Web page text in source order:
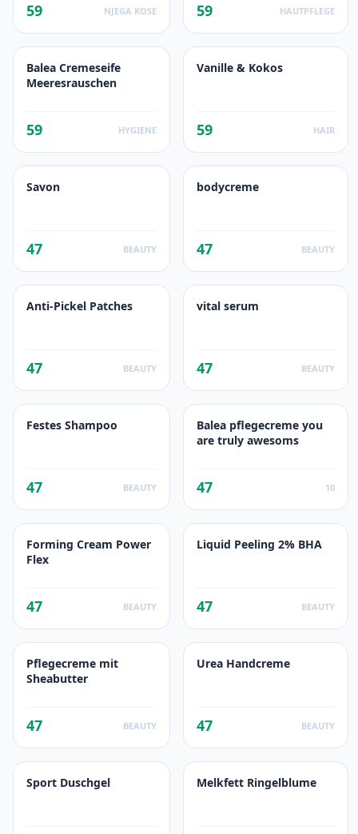
59 NJEGA KOSE 59 HAUTPFLEGE
Balea Cremeseife
Meeresrauschen
59 HYGIENE
Vanille & Kokos
59 HAIR
Savon
47 BEAUTY
bodycreme
47 BEAUTY
Anti-Pickel Patches
47 BEAUTY
vital serum
47 BEAUTY
Festes Shampoo
47 BEAUTY
Balea pflegecreme you
are truly awesoms
47 10
Forming Cream Power
Flex
47 BEAUTY
Liquid Peeling 2% BHA
47 BEAUTY
Pflegecreme mit
Sheabutter
47 BEAUTY
Urea Handcreme
47 BEAUTY
Sport Duschgel Melkfett Ringelblume